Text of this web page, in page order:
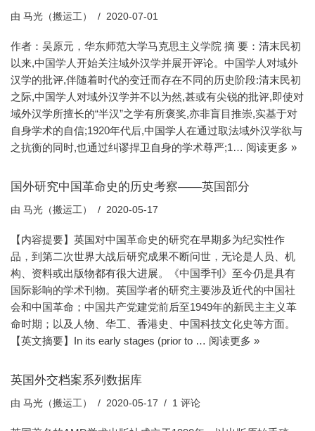
由 马光（搬运工） 2020-07-01
作者：吴原元，华东师范大学马克思主义学院 摘 要：清末民初
以来,中国学人开始关注域外汉学并展开评论。中国学人对域外
汉学的批评,伴随着时代的变迁而存在不同的历史阶段:清末民初
之际,中国学人对域外汉学并不以为然,甚或有尖锐的批评,即使对
域外汉学所擅长的“半汉”之学有所褒奖,亦非盲目推崇,实基于对
自身学术的自信;1920年代后,中国学人在通过取法域外汉学欲与
之抗衡的同时,也通过纠谬捍卫自身的学术尊严;1… 阅读更多 »
国外研究中国革命史的历史考察——英国部分
由 马光（搬运工） 2020-05-17
【内容提要】英国对中国革命史的研究在早期多为纪实性作
品，到第二次世界大战后研究成果不断问世，无论是人员、机
构、资料或出版物都有很大进展。《中国季刊》至今仍是具有
国际影响的学术刊物。英国学者的研究主要涉及近代的中国社
会和中国革命；中国共产党建党前后至1949年的新民主主义革
命时期；以及人物、华工、香港史、中国科技文化史等方面。
【英文摘要】In its early stages (prior to … 阅读更多 »
英国外交档案系列数据库
由 马光（搬运工） 2020-05-17 1 评论